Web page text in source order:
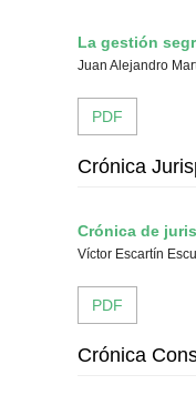
La gestión
Juan Alejandro
PDF
Crónica
Crónica de
Víctor Escartín
PDF
Crónica